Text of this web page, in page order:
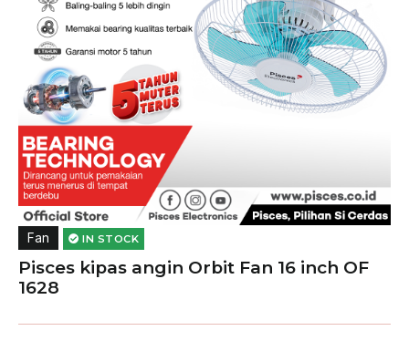
Fan IN STOCK
Pisces kipas angin Orbit Fan 16 inch OF
1628